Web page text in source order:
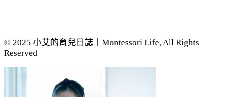
© 2025 小艾的育兒日誌｜Montessori Life, All Rights
Reserved